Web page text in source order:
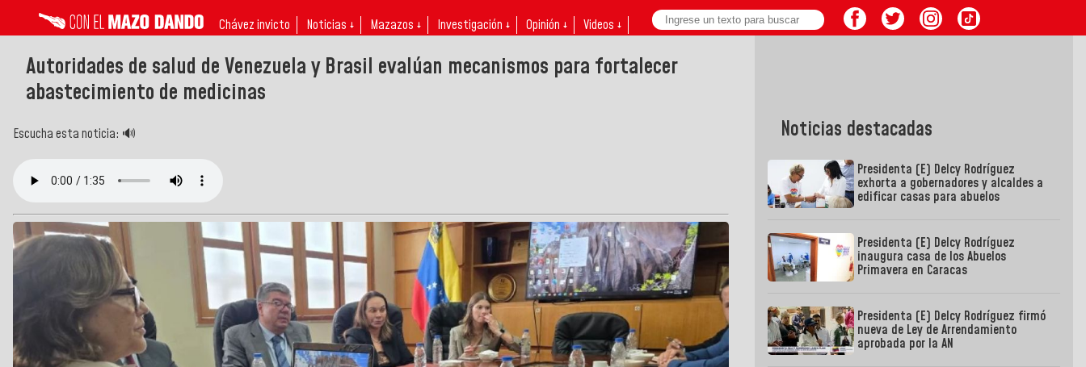
Chávez invicto Noticias ↓ Mazazos ↓ Investigación ↓ Opinión ↓ Videos ↓
Autoridades de salud de Venezuela y Brasil evalúan mecanismos para fortalecer
abastecimiento de medicinas
Escucha esta noticia: 🔊 Noticias destacadas
Presidenta (E) Delcy Rodríguez
exhorta a gobernadores y alcaldes a
edificar casas para abuelos
Presidenta (E) Delcy Rodríguez
inaugura casa de los Abuelos
Primavera en Caracas
Presidenta (E) Delcy Rodríguez firmó
nueva de Ley de Arrendamiento
aprobada por la AN